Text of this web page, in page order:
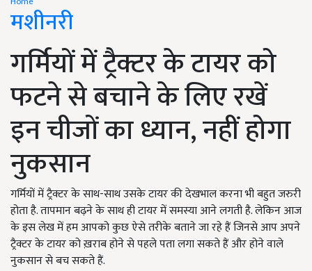
मशीनरी
गर्मियों में ट्रैक्टर के टायर को
फटने से बचाने के लिए रखें
इन चीजों का ध्यान, नहीं होगा
नुकसान
गर्मियों में ट्रैक्टर के साथ-साथ उसके टायर की देखभाल करना भी बहुत जरुरी
होता है. तापमान बढ़ने के साथ ही टायर में समस्या आने लगती है. लेकिन आज
के इस लेख में हम आपको कुछ ऐसे तरीके बताने जा रहे हैं जिनसे आप अपने
ट्रैक्टर के टायर को ख़राब होने से पहले पता लगा सकते हैं और होने वाले
नुकसान से बच सकते हैं.